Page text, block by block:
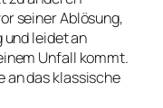
seiner Ablösung,
leidet an
Unfall kommt.
an das klassische